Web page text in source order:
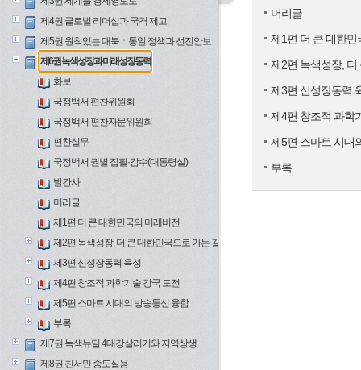
제4권 글로벌 리더십과 국격 제고
제5권 원칙있는 대북ㆍ통일 정책과 선진안보
제6권 녹색성장과 미래성장동력
화보
국정백서 편찬위원회
국정백서 편찬자문위원회
편찬실무
국정백서 권별 집필·감수(대통령실)
발간사
머리글
제1편 더 큰 대한민국의 미래비전
제2편 녹색성장, 더 큰 대한민국으로 가는 길
제3편 신성장동력 육성
제4편 창조적 과학기술 강국 도전
제5편 스마트 시대의 방송통신 융합
부록
제7권 녹색뉴딜 4대강살리기와 지역상생
제8권 친서민 중도실용
머리글
제1편 더 큰 대한민
제2편 녹색성장,
제3편 신성장동력
제4편 창조적 과학
제5편 스마트 시대
부록